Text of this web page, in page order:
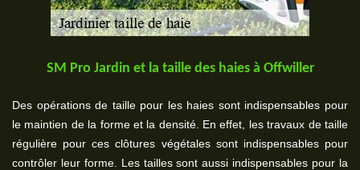
SM Pro Jardin et la taille des haies à Offwiller
Des opérations de taille pour les haies sont indispensables pour
le maintien de la forme et la densité. En effet, les travaux de taille
régulière pour ces clôtures végétales sont indispensables pour
contrôler leur forme. Les tailles sont aussi indispensables pour la